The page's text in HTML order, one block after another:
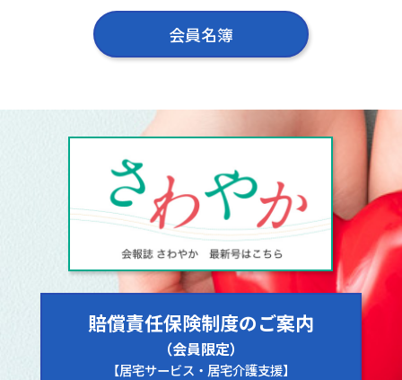
会員名簿
賠償責任保険制度のご案内
（会員限定）
【居宅サービス・居宅介護支援】